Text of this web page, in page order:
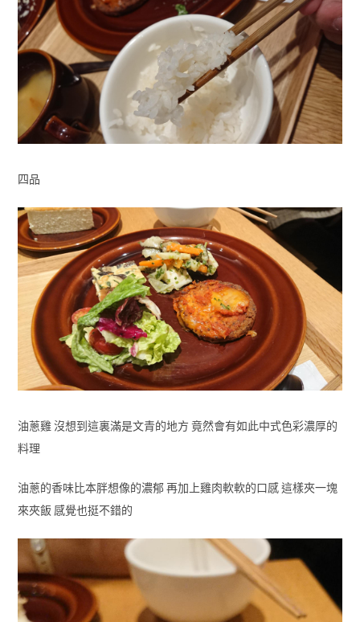
四品
油蔥雞 沒想到這裏滿是文青的地方 竟然會有如此中式色彩濃厚的
料理
油蔥的香味比本胖想像的濃郁 再加上雞肉軟軟的口感 這樣夾一塊
來夾飯 感覺也挺不錯的